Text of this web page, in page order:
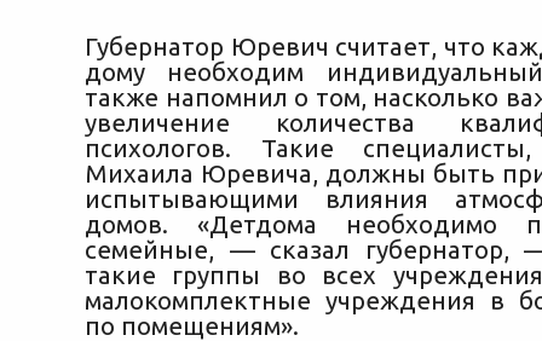
Губернатор Юревич считает, что
дому необходим
также напомнил о том, насколько
увеличение количества
психологов. Такие
Михаила Юревича, должны быть
испытывающими влияния
домов. «Детдома необходимо
семейные, — сказал губернатор,
такие группы во всех
малокомплектные учреждения в
по помещениям».